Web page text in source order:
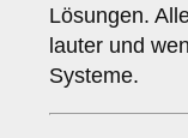
Lösungen.
lauter und
Systeme.